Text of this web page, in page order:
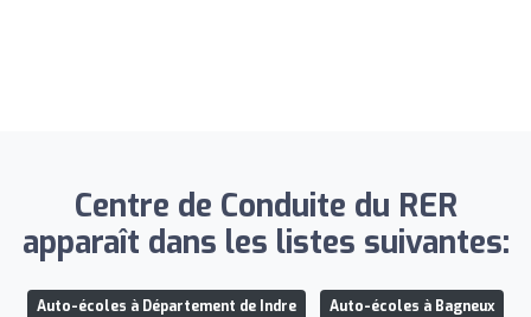
Centre de Conduite du RER
apparaît dans les listes suivantes:
Auto-écoles à Département de Indre Auto-écoles à Bagneux